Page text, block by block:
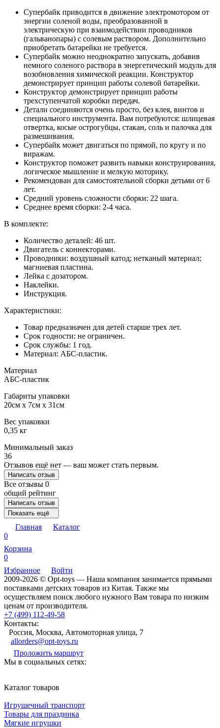
Супербайк приводится в движение электромотором от
энергии соленой воды, преобразованной в
электрическую при взаимодействии проводников
(гальванопары) с солевым раствором. Дополнительно
приобретать батарейки не требуется.
Супербайк можно неоднократно запускать, добавив
немного соленого раствора в энергетический модуль для
возобновления химической реакции. Конструктор
демонстрирует принцип работы солевой батарейки.
Конструктор демонстрирует принцип работы
трехступенчатой коробки передач.
Детали соединяются очень просто, без клея, винтов и
специального инструмента. Вам потребуются: шлицевая
отвертка, косые острогубцы, стакан, соль и палочка для
размешивания.
Супербайк может двигаться по прямой, по кругу и по
виражам.
Конструктор поможет развить навыки конструирования,
логическое мышление и мелкую моторику.
Рекомендован для самостоятельной сборки детьми от 6
лет.
Средний уровень сложности сборки: 22 шага.
Среднее время сборки: 2-4 часа.
В комплекте:
Количество деталей: 46 шт.
Двигатель с коннекторами.
Проводники: воздушный катод; нетканый материал;
магниевая пластина.
Лейка с дозатором.
Наклейки.
Инструкция.
Характеристики:
Товар предназначен для детей старше трех лет.
Срок годности: не ограничен.
Срок службы: 1 год.
Материал: АБС-пластик.
Материал
АБС-пластик
Габариты упаковки
20см x 7см x 31см
Вес упаковки
0,35 кг
Минимальный заказ
36
Отзывов ещё нет — ваш может стать первым.
Написать отзыв
Все отзывы 0
общий рейтинг
Написать отзыв
Показать ещё
Главная
Каталог
0
Корзина
0
Избранное
Войти
2009-2026 © Opt-toys — Наша компания занимается прямыми
поставками детских товаров из Китая. Также мы
осуществляем поиск любого нужного Вам товара по низким
ценам от производителя.
+7 (499) 112-49-58
Контакты:
Россия, Москва, Автомоторная улица, 7
allorders@opt-toys.ru
Проложить маршрут
Мы в социальных сетях:
Каталог товаров
Игрушечный транспорт
Товары для праздника
Мягкие игрушки